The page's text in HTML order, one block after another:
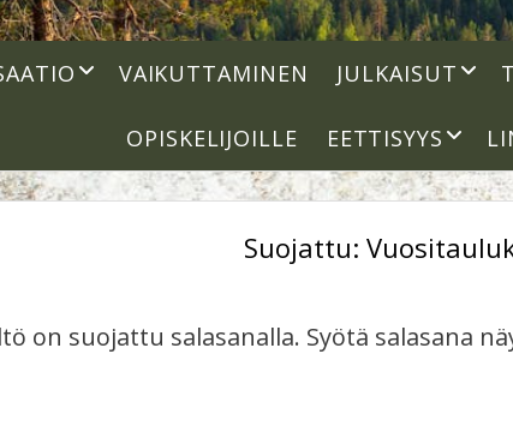
open
dropdown
VAIKUTTAMINEN JULKAISUT open
OPISKELIJOILLE EETTISYYS open
menu
Suojattu:
on suojattu salasanalla. Syötä salasana